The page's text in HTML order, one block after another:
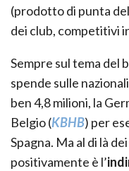
(prodotto di punta
dei club, competitivi
Sempre sul tema del
spende sulle
ben 4,8 milioni, la
Belgio (KBHB) per
Spagna. Ma al di là
positivamente è l’